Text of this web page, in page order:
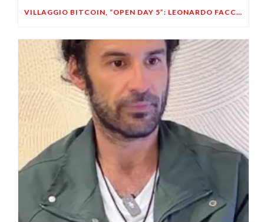
VILLAGGIO BITCOIN, “OPEN DAY 5”: LEONARDO FACCO OSPITE A BRESCIA